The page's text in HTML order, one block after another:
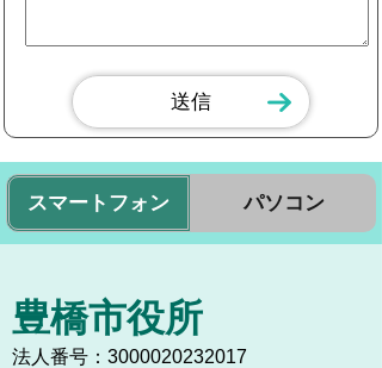
スマートフォン パソコン
豊橋市役所
法人番号：3000020232017